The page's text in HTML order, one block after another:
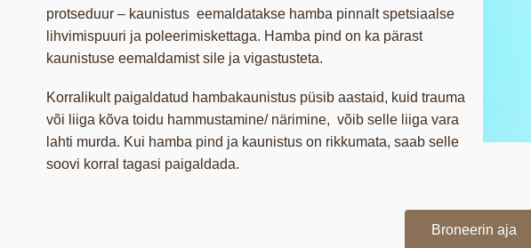
protseduur – kaunistus eemaldatakse hamba pinnalt spetsiaalse
lihvimispuuri ja poleerimiskettaga. Hamba pind on ka pärast
kaunistuse eemaldamist sile ja vigastusteta.
Korralikult paigaldatud hambakaunistus püsib aastaid, kuid trauma
või liiga kõva toidu hammustamine/ närimine, võib selle liiga vara
lahti murda. Kui hamba pind ja kaunistus on rikkumata, saab selle
soovi korral tagasi paigaldada.
Broneerin aja